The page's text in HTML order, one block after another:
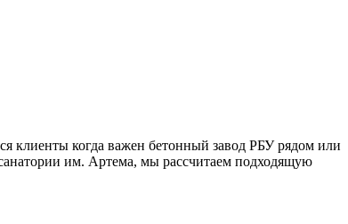
клиенты когда важен бетонный завод РБУ рядом или
санатории им. Артема, мы рассчитаем подходящую